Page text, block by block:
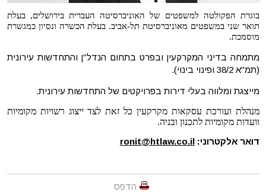
בוגרת הפקולטה למשפטים של האוניברסיטה העברית בירושלים, בעלת
תואר שני במשפטים מאוניברסיטת תל-אביב. בעלת הכשרה ונסיון כמגשרת
מוסמכת.
מתמחה בדיני המקרקעין ובפרט בתחום הנדל"ן והתחדשות עירונית
(תמ"א 38/2 ופינוי בינוי).
מייצגת ומלווה בעלי דירות בפרויקטים של התחדשות עירונית.
מנהלת ועורכת עסקאות מקרקעין כל זאת לצד ייצוג רשויות מקומיות
וועדות מקומיות לתכנון ובניה.
דואר אלקטרוני:
ronit@htlaw.co.il
הדפס